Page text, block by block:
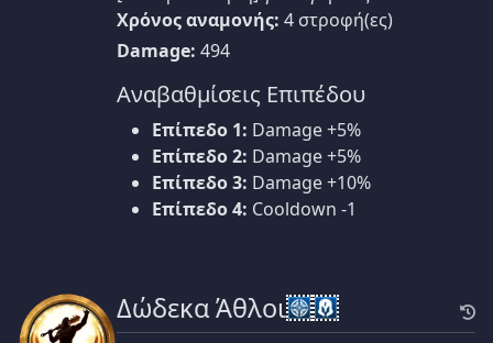
Χρόνος αναμονής: 4 στροφή(ες)
Damage: 494
Αναβαθμίσεις Επιπέδου
Επίπεδο 1: Damage +5%
Επίπεδο 2: Damage +5%
Επίπεδο 3: Damage +10%
Επίπεδο 4: Cooldown -1
Δώδεκα Άθλοι